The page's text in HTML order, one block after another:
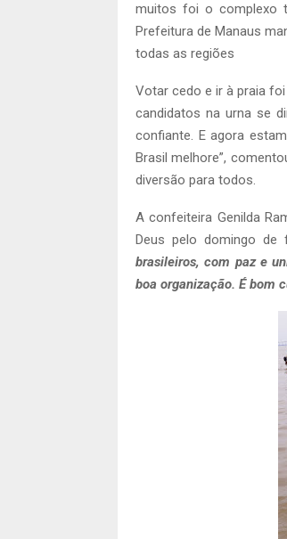
muitos foi o complexo
Prefeitura de Manaus
todas as regiões
Votar cedo e ir à praia
candidatos na urna se
confiante. E agora
Brasil melhore”,
diversão para todos.
A confeiteira Genilda
Deus pelo domingo de
brasileiros, com paz e
boa organização. É bom